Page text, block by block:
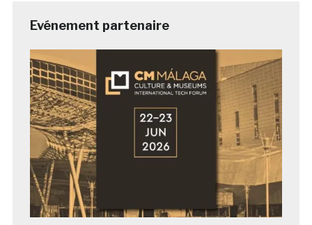
Evénement partenaire